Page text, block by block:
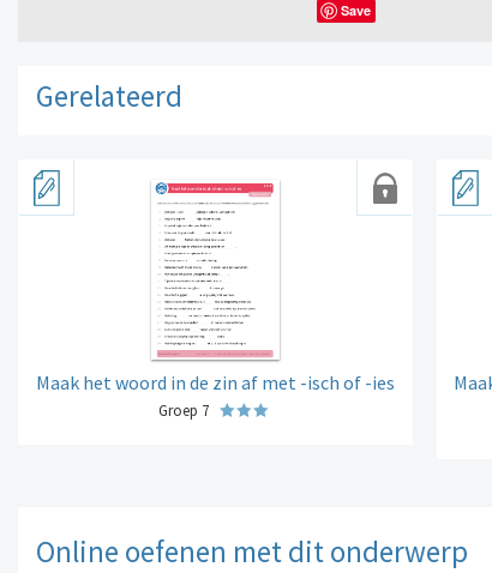
Save
Gerelateerd
Maak het woord in de zin af met -isch of -ies
Groep 7
Online oefenen met dit onderwerp